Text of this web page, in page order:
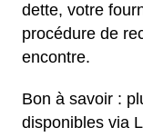
dette, votre
procédure de
encontre.
Bon à savoir :
disponibles via